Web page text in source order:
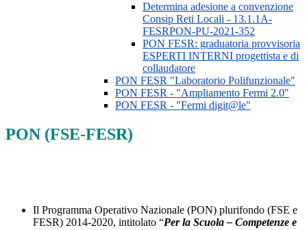
Determina adesione a convenzione
Consip Reti Locali - 13.1.1A-
FESRPON-PU-2021-352
PON FESR: graduatoria provvisoria
ESPERTI INTERNI progettista e di
collaudatore
PON FESR "Laboratorio Polifunzionale"
PON FESR - "Ampliamento Fermi 2.0"
PON FESR - "Fermi digit@le"
PON (FSE-FESR)
Il Programma Operativo Nazionale (PON) plurifondo (FSE e
FESR) 2014-2020, intitolato “Per la Scuola – Competenze e